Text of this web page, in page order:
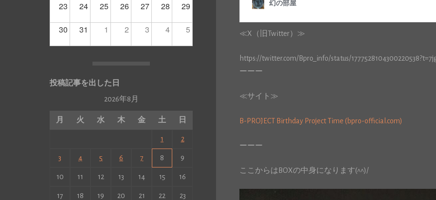
23 24 25 26 27 28 29
30 31 1 2 3 4 5
投稿記事を出した日
2026年8月
月 火 水 木 金 土 日
1 2
3 4 5 6 7 8 9
10 11 12 13 14 15 16
17 18 19 20 21 22 23
≪X（旧Twitter）≫
https://twitter.com/Bpro_info/status/
ーーー
≪サイト≫
B-PROJECT Birthday Project Time (bpro-official.com)
ーーー
ここからはBOXの中身になります(^^)/